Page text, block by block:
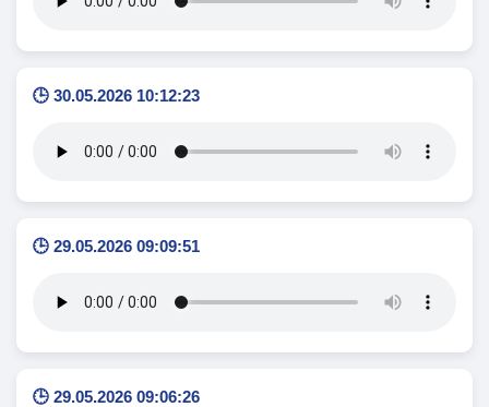
🕒 30.05.2026 10:12:23
🕒 29.05.2026 09:09:51
🕒 29.05.2026 09:06:26